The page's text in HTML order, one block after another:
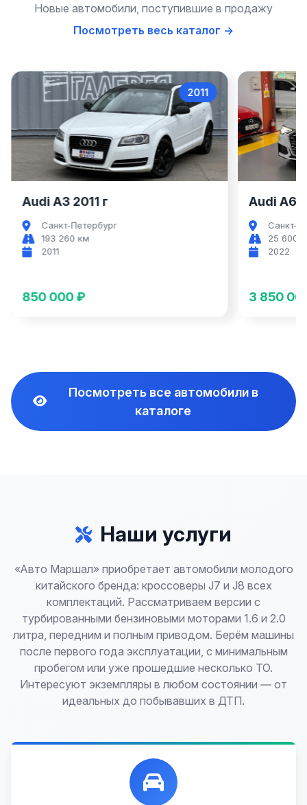
Новые автомобили, поступившие в продажу
Посмотреть весь каталог →
Audi A3
2011
Audi A3 2011 г
Санкт-Петербург
193 260 км
2011
850 000 ₽
Audi A6
Санкт-
25 600
2022
3 850
Посмотреть все автомобили в
каталоге
Наши услуги
«Авто Маршал» приобретает автомобили молодого
китайского бренда: кроссоверы J7 и J8 всех
комплектаций. Рассматриваем версии с
турбированными бензиновыми моторами 1.6 и 2.0
литра, передним и полным приводом. Берём машины
после первого года эксплуатации, с минимальным
пробегом или уже прошедшие несколько ТО.
Интересуют экземпляры в любом состоянии — от
идеальных до побывавших в ДТП.
Лучшие предложения по выкупу автомобилей,
любых:
Кредитные